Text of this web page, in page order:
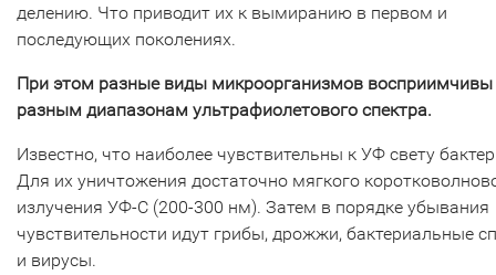
делению. Что приводит их к вымиранию в первом и
последующих поколениях.
При этом разные виды микроорганизмов восприимчивы
разным диапазонам ультрафиолетового спектра.
Известно, что наиболее чувствительны к УФ свету
Для их уничтожения достаточно мягкого
излучения УФ-С (200-300 нм). Затем в порядке убывания
чувствительности идут грибы, дрожжи, бактериальные
и вирусы.